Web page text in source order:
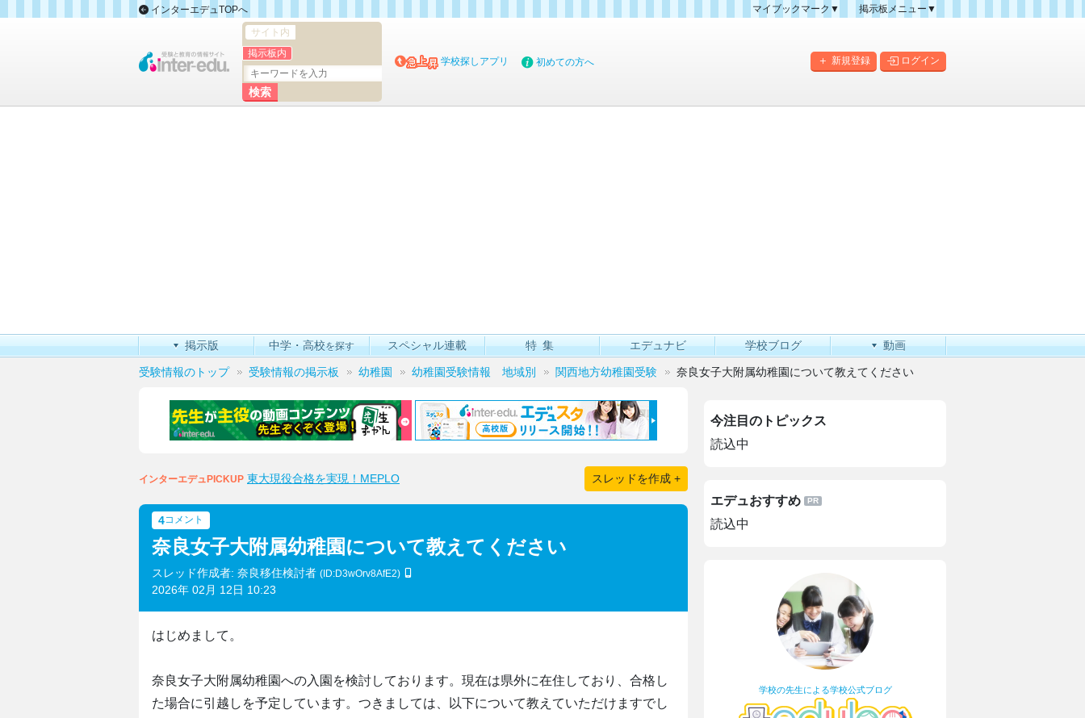
インターエデュTOPへ
マイブックマーク▼
掲示板メニュー▼
掲示板マップ
新規登録 ログイン
サイト内
掲示板内
学校探しアプリ 初めての方へ
掲示版 中学・高校を探す スペシャル連載 特集 エデュナビ 学校ブログ 動画
受験情報のトップ 受験情報の掲示板 幼稚園 幼稚園受験情報 地域別 関西地方幼稚園受験 奈良女子大附属幼稚園について教えてください
インターエデュPICKUP 東大現役合格を実現！MEPLO スレッドを作成 +
4コメント
奈良女子大附属幼稚園について教えてください
スレッド作成者: 奈良移住検討者 (ID:D3wOrv8AfE2)
2026年 02月 12日 10:23
はじめまして。
奈良女子大附属幼稚園への入園を検討しております。現在は県外に在住しており、合格し
た場合に引越しを予定しています。つきましては、以下について教えていただけますでし
今注目のトピックス
読込中
エデュおすすめ
読込中
学校の先生による学校公式ブログ